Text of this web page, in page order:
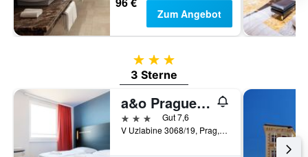
Zum Angebot
3 Sterne
3 Sterne
a&o Prague Rhea
3 Sterne
Gut 7,6
V Uzlabine 3068/19, Prag, Prag Region, Tschechien